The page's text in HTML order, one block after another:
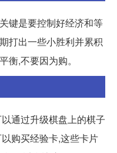
键是要控制好经济和等
打出一些小胜利并累积
衡,不要因为购。
通过升级棋盘上的棋子
购买经验卡,这些卡片